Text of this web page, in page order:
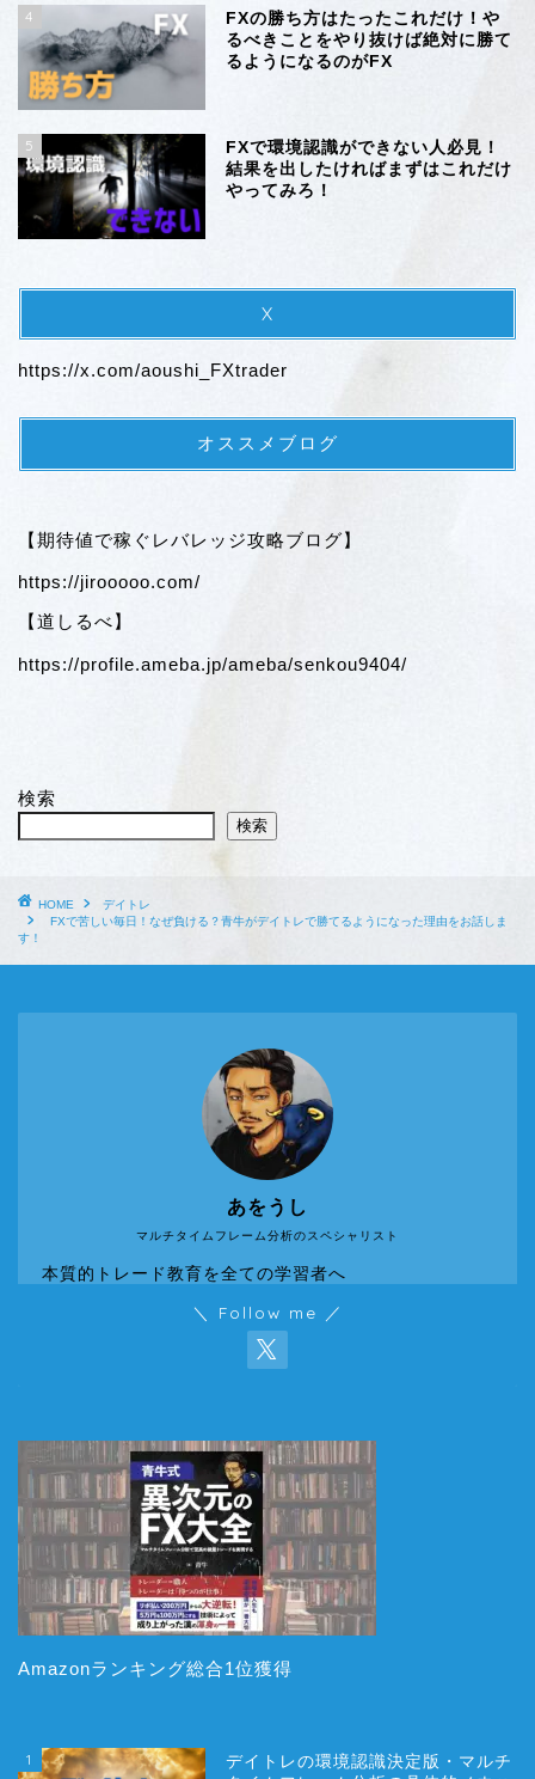
4
FXの勝ち方はたったこれだけ！や
るべきことをやり抜けば絶対に勝て
るようになるのがFX
5
FXで環境認識ができない人必見！
結果を出したければまずはこれだけ
やってみろ！
X
https://x.com/aoushi_FXtrader
オススメブログ
【期待値で稼ぐレバレッジ攻略ブログ】
https://jirooooo.com/
【道しるべ】
https://profile.ameba.jp/ameba/senkou9404/
検索
検索
HOME
デイトレ
FXで苦しい毎日！なぜ負ける？青牛がデイトレで勝てるようになった理由をお話しま
す！
マルチタイムフレーム分析のスペシャリスト
あをうし
本質的トレード教育を全ての学習者へ
＼ Follow me ／
Amazonランキング総合1位獲得
1
デイトレの環境認識決定版・マルチ